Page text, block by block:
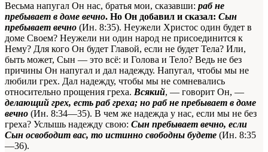
Весьма напугал Он нас, братья мои, сказавши: раб не
пребывает в доме вечно. Но Он добавил и сказал: Сын
пребывает вечно (Ин. 8:35). Неужели Христос один будет в
доме Своем? Неужели ни один народ не присоединится к
Нему? Для кого Он будет Главой, если не будет Тела? Или,
быть может, Сын — это всё: и Голова и Тело? Ведь не без
причины Он напугал и дал надежду. Напугал, чтобы мы не
любили грех. Дал надежду, чтобы мы не сомневались
относительно прощения греха. Всякий, — говорит Он, —
делающий грех, есть раб греха; но раб не пребывает в доме
вечно (Ин. 8:34—35). В чем же надежда у нас, если мы не без
греха? Услышь надежду свою: Сын пребывает вечно, если
Сын освободит вас, то истинно свободны будете (Ин. 8:35
—36).